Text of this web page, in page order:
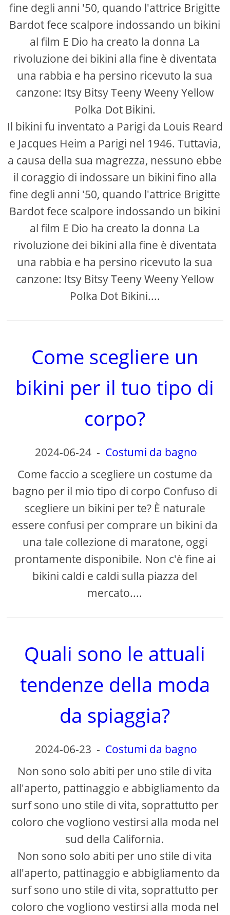
fine degli anni '50, quando l'attrice Brigitte
Bardot fece scalpore indossando un bikini
al film E Dio ha creato la donna La
rivoluzione dei bikini alla fine è diventata
una rabbia e ha persino ricevuto la sua
canzone: Itsy Bitsy Teeny Weeny Yellow
Polka Dot Bikini.
Il bikini fu inventato a Parigi da Louis Reard
e Jacques Heim a Parigi nel 1946. Tuttavia,
a causa della sua magrezza, nessuno ebbe
il coraggio di indossare un bikini fino alla
fine degli anni '50, quando l'attrice Brigitte
Bardot fece scalpore indossando un bikini
al film E Dio ha creato la donna La
rivoluzione dei bikini alla fine è diventata
una rabbia e ha persino ricevuto la sua
canzone: Itsy Bitsy Teeny Weeny Yellow
Polka Dot Bikini....
Come scegliere un
bikini per il tuo tipo di
corpo?
2024-06-24 - Costumi da bagno
Come faccio a scegliere un costume da
bagno per il mio tipo di corpo Confuso di
scegliere un bikini per te? È naturale
essere confusi per comprare un bikini da
una tale collezione di maratone, oggi
prontamente disponibile. Non c'è fine ai
bikini caldi e caldi sulla piazza del
mercato....
Quali sono le attuali
tendenze della moda
da spiaggia?
2024-06-23 - Costumi da bagno
Non sono solo abiti per uno stile di vita
all'aperto, pattinaggio e abbigliamento da
surf sono uno stile di vita, soprattutto per
coloro che vogliono vestirsi alla moda nel
sud della California.
Non sono solo abiti per uno stile di vita
all'aperto, pattinaggio e abbigliamento da
surf sono uno stile di vita, soprattutto per
coloro che vogliono vestirsi alla moda nel